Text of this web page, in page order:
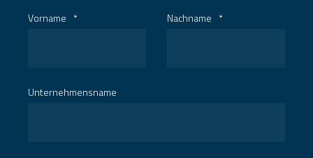
Vorname * Nachname *
Unternehmensname